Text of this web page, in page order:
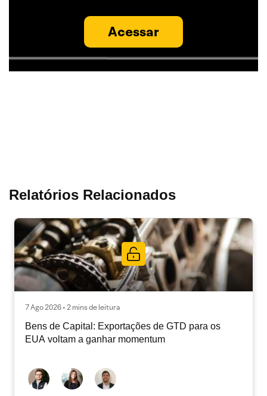
Acessar
Relatórios Relacionados
7 Ago 2026 • 2 mins de leitura
Bens de Capital: Exportações de GTD para os
EUA voltam a ganhar momentum